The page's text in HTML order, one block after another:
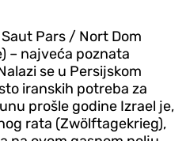
Pars / Nort Dom
– najveća poznata
se u Persijskom
iranskih potreba za
prošle godine Izrael je,
rata (Zwölftagekrieg),